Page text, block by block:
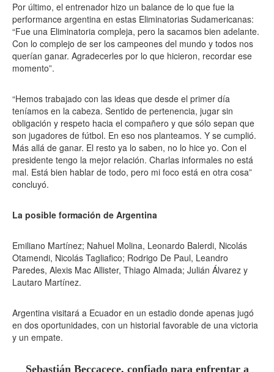
Por último, el entrenador hizo un balance de lo que fue la
performance argentina en estas Eliminatorias Sudamericanas:
“Fue una Eliminatoria compleja, pero la sacamos bien adelante.
Con lo complejo de ser los campeones del mundo y todos nos
querían ganar. Agradecerles por lo que hicieron, recordar ese
momento”.
“Hemos trabajado con las ideas que desde el primer día
teníamos en la cabeza. Sentido de pertenencia, jugar sin
obligación y respeto hacia el compañero y que sólo sepan que
son jugadores de fútbol. En eso nos planteamos. Y se cumplió.
Más allá de ganar. El resto ya lo saben, no lo hice yo. Con el
presidente tengo la mejor relación. Charlas informales no está
mal. Está bien hablar de todo, pero mi foco está en otra cosa”
concluyó.
La posible formación de Argentina
Emiliano Martínez; Nahuel Molina, Leonardo Balerdi, Nicolás
Otamendi, Nicolás Tagliafico; Rodrigo De Paul, Leandro
Paredes, Alexis Mac Allister, Thiago Almada; Julián Álvarez y
Lautaro Martínez.
Argentina visitará a Ecuador en un estadio donde apenas jugó
en dos oportunidades, con un historial favorable de una victoria
y un empate.
Sebastián Beccacece, confiado para enfrentar a